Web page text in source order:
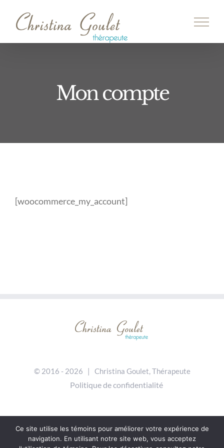
Mon compte
[woocommerce_my_account]
© 2016 - 2026 | Christina Goulet, Thérapeute
Politique de confidentialité
Ce site utilise les témoins pour améliorer votre expérience de
navigation. En utilisant notre site web, vous acceptez